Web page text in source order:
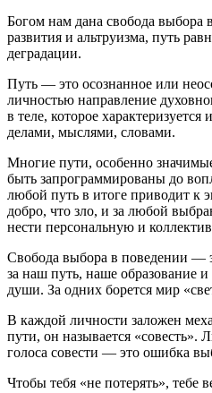
Богом нам дана свобода
развития и альтруизма, путь
деградации.
Путь — это осознанное или
личностью направление
в теле, которое
делами, мыслями, словами.
Многие пути, особенно
быть запрограммированы до
любой путь в итоге приводит к
добро, что зло, и за любой
нести персональную и
Свобода выбора в поведении —
за наш путь, наше образование
души. За одних борется мир
В каждой личности заложен
пути, он называется «совесть».
голоса совести — это ошибка
Чтобы тебя «не потерять», тебе